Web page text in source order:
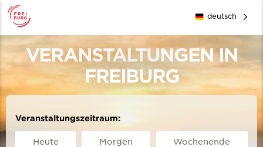
deutsch
VERANSTALTUNGEN IN
FREIBURG
Veranstaltungszeitraum:
Heute Morgen Wochenende